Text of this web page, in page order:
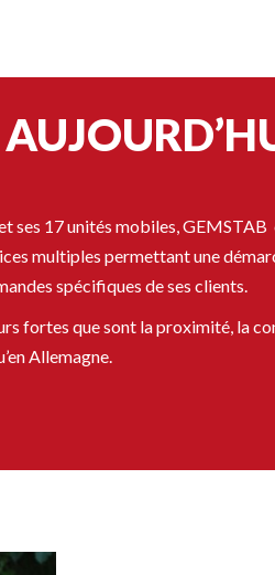
ses 17 unités mobiles,
multiples permettant une
spécifiques de ses clients.
fortes que sont la proximité, la
Allemagne.